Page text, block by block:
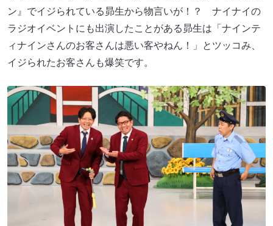
ン』でイジられている昴生から物言いが！？ ナイナイの
ラジオイベントにも出演したことがある昴生は「ナインテ
ィナインさんのお客さんは悪い客やねん！」とツッコみ、
イジられたお客さんも爆笑です。